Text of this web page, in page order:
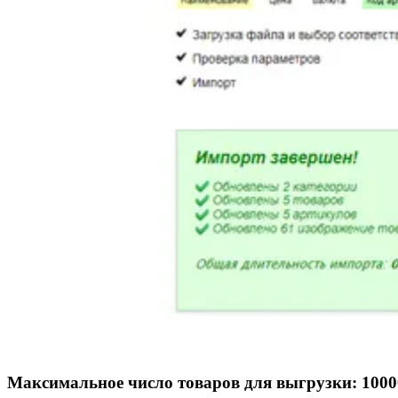
Максимальное число товаров для выгрузки: